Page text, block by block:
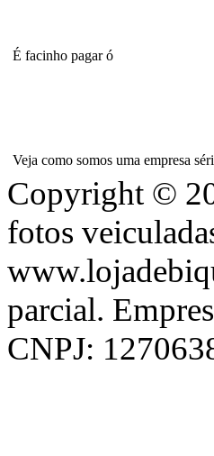
É facinho pagar ó
Veja como somos uma empresa
Copyright ©
fotos
parcial.
CNPJ: